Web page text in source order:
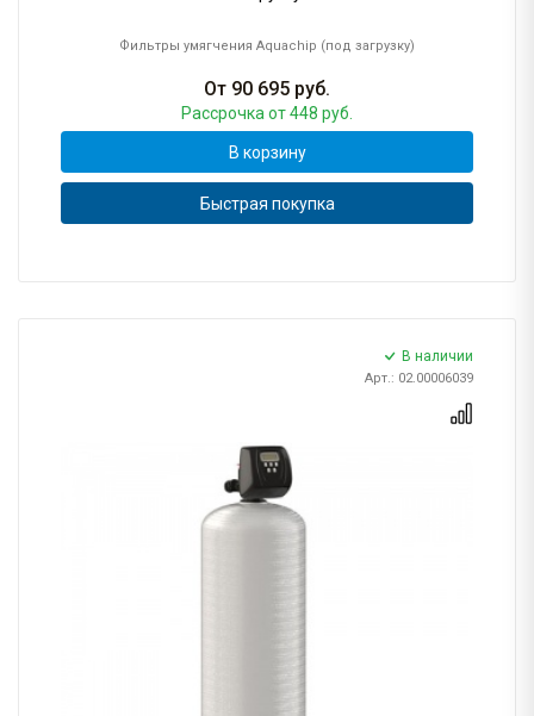
Фильтры умягчения Aquachip (под загрузку)
От 90 695 руб.
Рассрочка от 448 руб.
В корзину
Быстрая покупка
В наличии
Арт.: 02.00006039